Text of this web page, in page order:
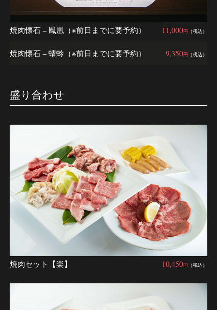
11,000円 （税込）
焼肉懐石 – 鳳凰（※前日までに要予約）
9,350円 （税込）
焼肉懐石 – 蜻蛉（※前日までに要予約）
盛り合わせ
10,450円 （税込）
焼肉セット【楽】